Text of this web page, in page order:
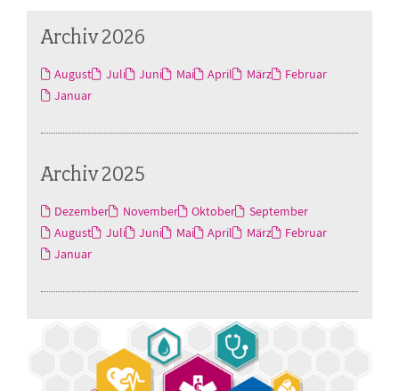
Archiv 2026
August Juli Juni Mai April März
Februar
Januar
Archiv 2025
Dezember November Oktober
September
August
Juli Juni Mai April März
Februar
Januar